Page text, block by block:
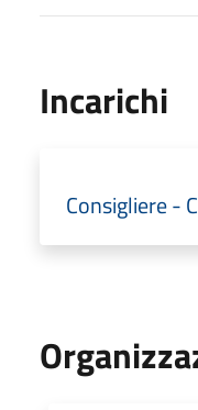
Incarichi
Consigliere -